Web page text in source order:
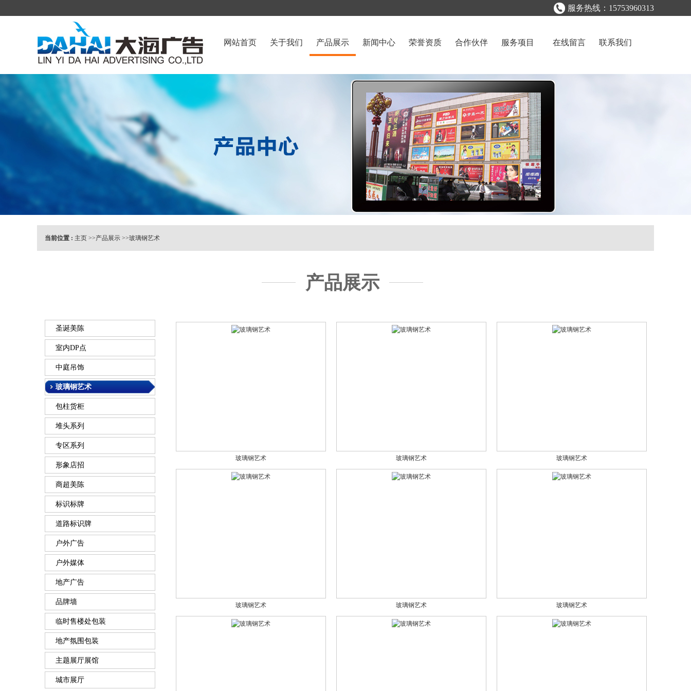
服务热线：15753960313
网站首页 关于我们 产品展示 新闻中心 荣誉资质 合作伙伴 服务项目 在线留言 联系我们
当前位置 : 主页 >>产品展示 >>玻璃钢艺术
产品展示
圣诞美陈
室内DP点
中庭吊饰
玻璃钢艺术
包柱货柜
堆头系列
专区系列
形象店招
商超美陈
标识标牌
道路标识牌
户外广告
户外媒体
地产广告
品牌墙
临时售楼处包装
地产氛围包装
主题展厅展馆
城市展厅
玻璃钢艺术 玻璃钢艺术 玻璃钢艺术
玻璃钢艺术 玻璃钢艺术 玻璃钢艺术